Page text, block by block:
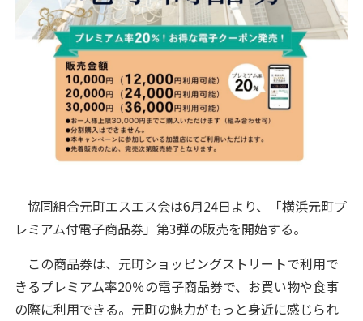
協同組合元町エスエス会は6月24日より、「横浜元町プ
レミアム付電子商品券」第3弾の販売を開始する。
この商品券は、元町ショッピングストリートで利用で
きるプレミアム率20％の電子商品券で、お買い物や食事
の際に利用できる。元町の魅力がもっと身近に感じられ